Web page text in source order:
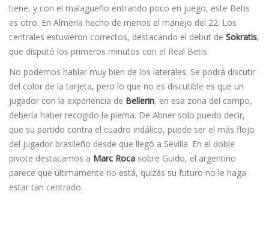
tiene, y con el malagueño entrando poco en juego, este Betis
es otro. En Almería hecho de menos el manejo del 22. Los
centrales estuvieron correctos, destacando el debut de Sokratis,
que disputó los primeros minutos con el Real Betis.
No podemos hablar muy bien de los laterales. Se podrá discutir
del color de la tarjeta, pero lo que no es discutible es que un
jugador con la experiencia de Bellerin, en esa zona del campo,
debería haber recogido la pierna. De Abner solo puedo decir,
que su partido contra el cuadro indálico, puede ser el más flojo
del jugador brasileño desde que llegó a Sevilla. En el doble
pivote destacamos a Marc Roca sobre Guido, el argentino
parece que últimamente no está, quizás su futuro no le haga
estar tan centrado.